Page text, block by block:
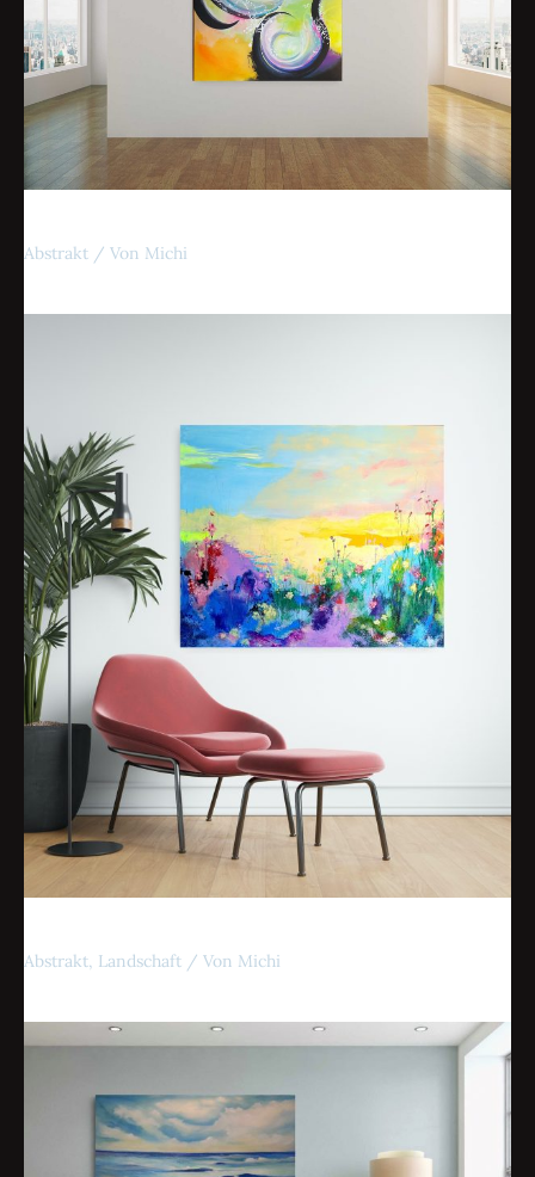
Abstrakt / Von Michi
Abstrakt, Landschaft / Von Michi